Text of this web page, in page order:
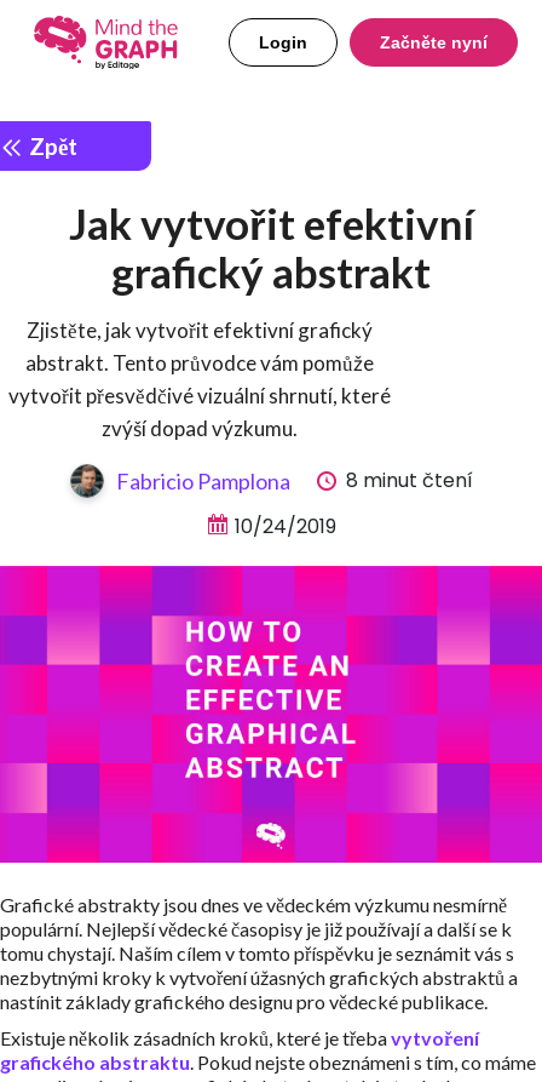
Login Začněte nyní
Zpět
Jak vytvořit efektivní
grafický abstrakt
Zjistěte, jak vytvořit efektivní grafický
abstrakt. Tento průvodce vám pomůže
vytvořit přesvědčivé vizuální shrnutí, které
zvýší dopad výzkumu.
Fabricio Pamplona
8 minut čtení
10/24/2019
Grafické abstrakty jsou dnes ve vědeckém výzkumu nesmírně
populární. Nejlepší vědecké časopisy je již používají a další se k
tomu chystají. Naším cílem v tomto příspěvku je seznámit vás s
nezbytnými kroky k vytvoření úžasných grafických abstraktů a
nastínit základy grafického designu pro vědecké publikace.
Existuje několik zásadních kroků, které je třebavytvoření
grafického abstraktu. Pokud nejste obeznámeni s tím, co máme